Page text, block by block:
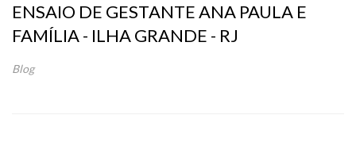
ENSAIO DE GESTANTE ANA PAULA E
FAMÍLIA - ILHA GRANDE - RJ
Blog